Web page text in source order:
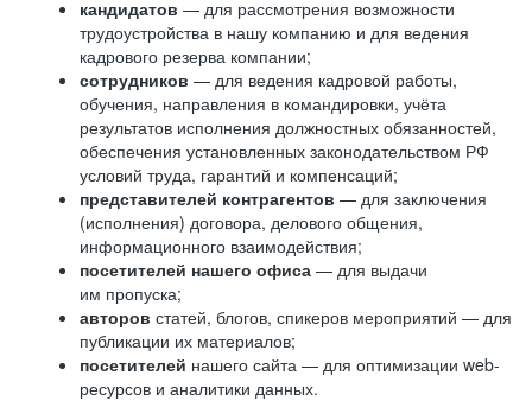
кандидатов — для рассмотрения возможности
трудоустройства в нашу компанию и для ведения
кадрового резерва компании;
сотрудников — для ведения кадровой работы,
обучения, направления в командировки, учёта
результатов исполнения должностных обязанностей,
обеспечения установленных законодательством РФ
условий труда, гарантий и компенсаций;
представителей контрагентов — для заключения
(исполнения) договора, делового общения,
информационного взаимодействия;
посетителей нашего офиса — для выдачи
им пропуска;
авторов статей, блогов, спикеров мероприятий — для
публикации их материалов;
посетителей нашего сайта — для оптимизации web-
ресурсов и аналитики данных.